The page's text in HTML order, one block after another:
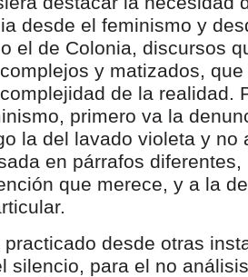
desde el feminismo y
el de Colonia, discursos
y matizados,
de la realidad.
primero va la
la del lavado violeta y no
en párrafos diferentes,
que merece, y a la
desde otras
silencio, para el no